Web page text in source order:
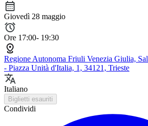
Giovedì 28 maggio
Ore 17:00- 19:30
Regione Autonoma Friuli Venezia Giulia,
- Piazza Unità d'Italia, 1, 34121, Trieste
Italiano
Biglietti esauriti
Condividi